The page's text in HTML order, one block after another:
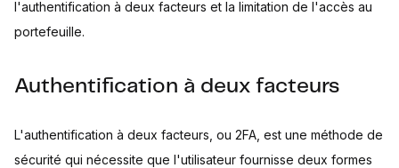
l'authentification à deux facteurs et la limitation de l'accès au
portefeuille.
Authentification à deux facteurs
L'authentification à deux facteurs, ou 2FA, est une méthode de
sécurité qui nécessite que l'utilisateur fournisse deux formes